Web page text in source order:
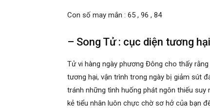
Con số may mắn : 65 , 96 , 84
– Song Tử : cục diện tương
Tử vi hàng ngày phương Đông cho thấy
tương hại, vận trình trong ngày bị giảm sút
tránh những tình huống phát ngôn thiếu
kẻ tiểu nhân luôn chực chờ sơ hở của bạn